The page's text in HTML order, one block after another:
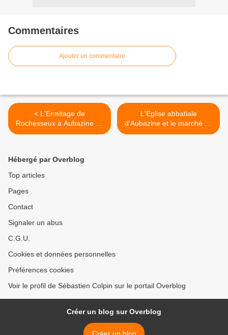
Commentaires
Ajouter un commentaire
< L'Ermitage de
Rochesseux à Aubazine en
Corrèze.
L'Eglise abbatiale
d'Aubazine et le marché de
Noël en Corrèze >
Hébergé par Overblog
Top articles
Pages
Contact
Signaler un abus
C.G.U.
Cookies et données personnelles
Préférences cookies
Voir le profil de Sébastien Colpin sur le portail Overblog
Créer un blog sur Overblog